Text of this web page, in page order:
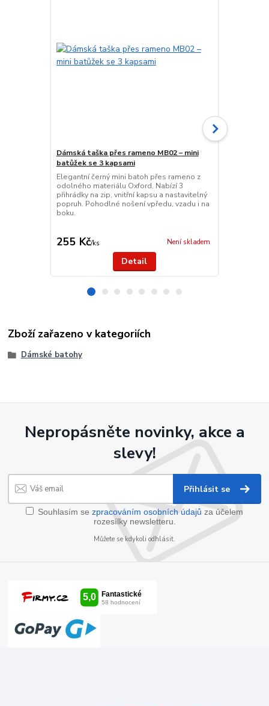
Dámská taška přes rameno MB02 – mini
batůžek se 3 kapsami
Elegantní černý mini batoh přes rameno z
odolného materiálu Oxford. Nabízí 3
přihrádky na zip, vnitřní kapsu a nastavitelný
popruh. Pohodlné nošení vpředu, vzadu i na
boku.
255 Kč/ks Není skladem
Detail
Zboží zařazeno v kategoriích
Dámské batohy
Nepropásněte novinky, akce a
slevy!
Přihlásit se
Souhlasím se zpracováním osobních údajů za účelem
rozesílky newsletteru.
Můžete se kdykoli odhlásit.